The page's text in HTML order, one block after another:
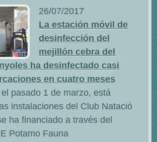
26/07/2017
La estación móvil de
desinfección del
mejillón cebra del
ha desinfectado casi
en cuatro meses
pasado 1 de marzo, está
instalaciones del Club Natació
ha financiado a través del
Potamo Fauna